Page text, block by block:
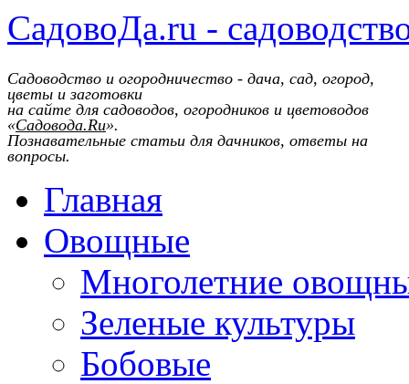
СадовоДа.ru -
Садоводство и огородничество - дача, сад, огород,
цветы и заготовки
на сайте для садоводов, огородников и цветоводов
«Садовода.Ru».
Познавательные статьи для дачников, ответы на
вопросы.
Главная
Овощные
Многолетние
Зеленые культуры
Бобовые